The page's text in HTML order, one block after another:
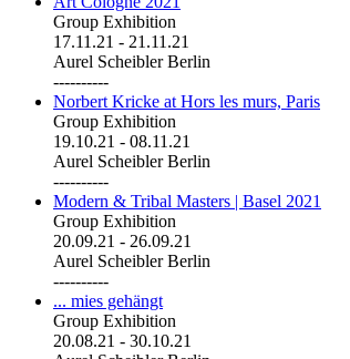
Group Exhibition
17.11.21 - 21.11.21
Aurel Scheibler Berlin
----------
Norbert Kricke at Hors les murs, Paris
Group Exhibition
19.10.21 - 08.11.21
Aurel Scheibler Berlin
----------
Modern & Tribal Masters | Basel 2021
Group Exhibition
20.09.21 - 26.09.21
Aurel Scheibler Berlin
----------
... mies gehängt
Group Exhibition
20.08.21 - 30.10.21